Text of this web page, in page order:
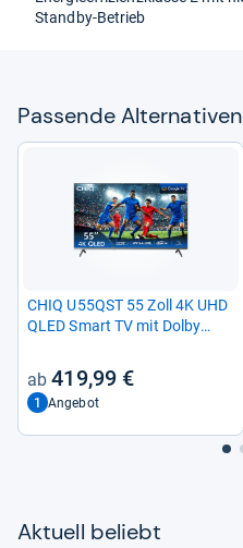
Standby-​Betrieb
Pas­sende Alter­na­ti­ven
CHIQ U55QST 55 Zoll 4K UHD
QLED Smart TV mit Dolby
419,99 €
1 Angebot
Aktu­ell beliebt